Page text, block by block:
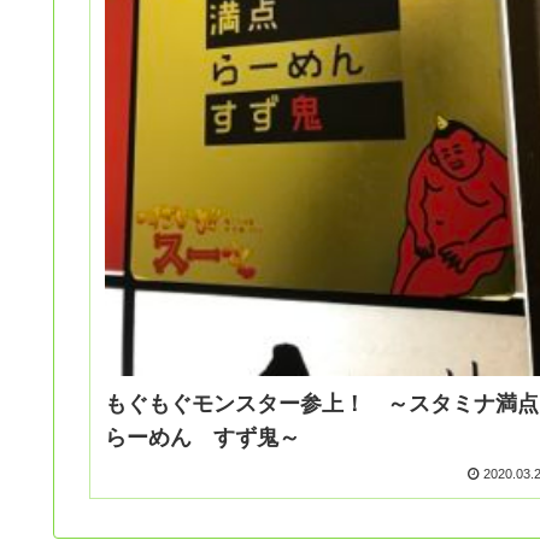
もぐもぐモンスター参上！ ～スタミナ満点
らーめん すず鬼～